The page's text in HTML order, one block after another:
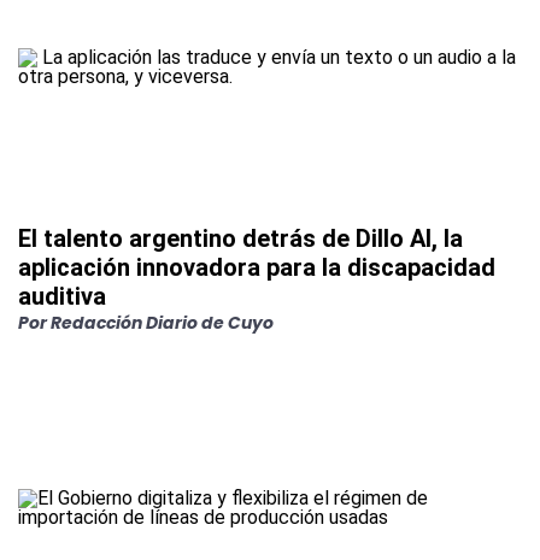
El talento argentino detrás de Dillo AI, la
aplicación innovadora para la discapacidad
auditiva
PorRedacción Diario de Cuyo